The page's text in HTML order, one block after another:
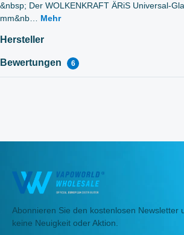
&nbsp; Der WOLKENKRAFT ÄRiS Universal-
mm&nb… Mehr
Hersteller
Bewertungen 6
Abonnieren Sie den kostenlosen Newsletter
keine Neuigkeit oder Aktion.